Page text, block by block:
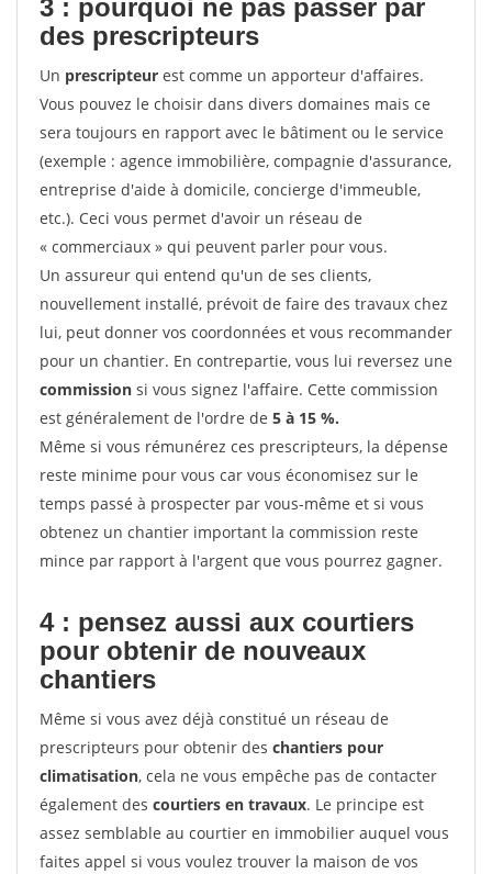
3 : pourquoi ne pas passer par
des prescripteurs
Un prescripteur est comme un apporteur d'affaires.
Vous pouvez le choisir dans divers domaines mais ce
sera toujours en rapport avec le bâtiment ou le service
(exemple : agence immobilière, compagnie d'assurance,
entreprise d'aide à domicile, concierge d'immeuble,
etc.). Ceci vous permet d'avoir un réseau de
« commerciaux » qui peuvent parler pour vous.
Un assureur qui entend qu'un de ses clients,
nouvellement installé, prévoit de faire des travaux chez
lui, peut donner vos coordonnées et vous recommander
pour un chantier. En contrepartie, vous lui reversez une
commission si vous signez l'affaire. Cette commission
est généralement de l'ordre de 5 à 15 %.
Même si vous rémunérez ces prescripteurs, la dépense
reste minime pour vous car vous économisez sur le
temps passé à prospecter par vous-même et si vous
obtenez un chantier important la commission reste
mince par rapport à l'argent que vous pourrez gagner.
4 : pensez aussi aux courtiers
pour obtenir de nouveaux
chantiers
Même si vous avez déjà constitué un réseau de
prescripteurs pour obtenir des chantiers pour
climatisation, cela ne vous empêche pas de contacter
également des courtiers en travaux. Le principe est
assez semblable au courtier en immobilier auquel vous
faites appel si vous voulez trouver la maison de vos